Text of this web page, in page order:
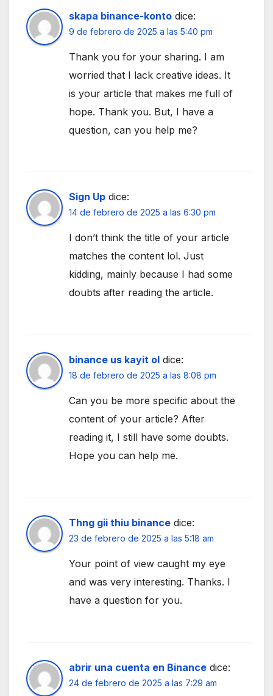
skapa binance-konto dice:
9 de febrero de 2025 a las 5:40 pm
Thank you for your sharing. I am
worried that I lack creative ideas. It
is your article that makes me full of
hope. Thank you. But, I have a
question, can you help me?
Sign Up dice:
14 de febrero de 2025 a las 6:30 pm
I don’t think the title of your article
matches the content lol. Just
kidding, mainly because I had some
doubts after reading the article.
binance us kayit ol dice:
18 de febrero de 2025 a las 8:08 pm
Can you be more specific about the
content of your article? After
reading it, I still have some doubts.
Hope you can help me.
Thng gii thiu binance dice:
23 de febrero de 2025 a las 5:18 am
Your point of view caught my eye
and was very interesting. Thanks. I
have a question for you.
abrir una cuenta en Binance dice:
24 de febrero de 2025 a las 7:29 am